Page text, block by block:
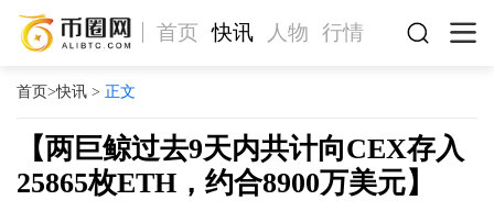
首页 快讯 人物 行情
首页>快讯> 正文
【两巨鲸过去9天内共计向CEX存入
25865枚ETH，约合8900万美元】